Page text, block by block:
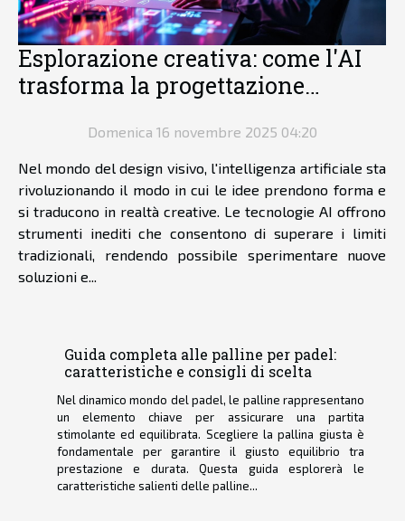
Esplorazione creativa: come l'AI
trasforma la progettazione
Domenica 16 novembre 2025 04:20
Nel mondo del design visivo, l'intelligenza artificiale sta
rivoluzionando il modo in cui le idee prendono forma e
si traducono in realtà creative. Le tecnologie AI offrono
strumenti inediti che consentono di superare i limiti
tradizionali, rendendo possibile sperimentare nuove
soluzioni e...
Guida completa alle palline per padel:
caratteristiche e consigli di scelta
Nel dinamico mondo del padel, le palline rappresentano
un elemento chiave per assicurare una partita
stimolante ed equilibrata. Scegliere la pallina giusta è
fondamentale per garantire il giusto equilibrio tra
prestazione e durata. Questa guida esplorerà le
caratteristiche salienti delle palline...